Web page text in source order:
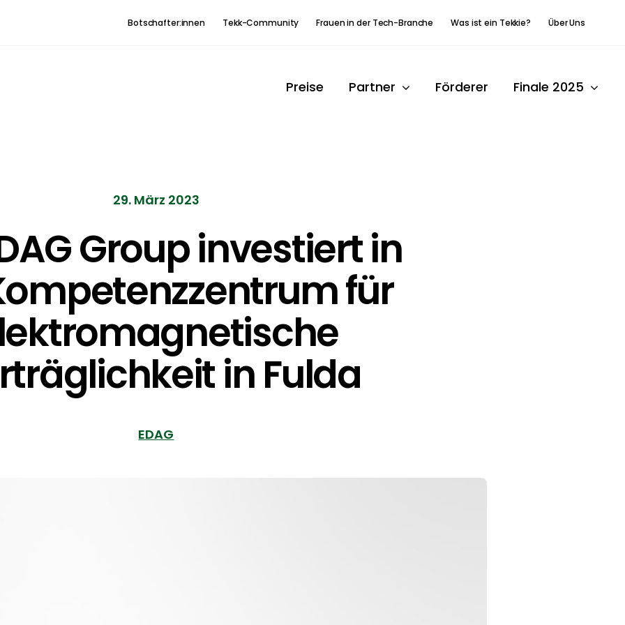
Botschafter:innen Tekk-Community Frauen in der Tech-Branche Was ist ein Tekkie? Über Uns
Preise Partner Förderer Finale 2025
29. März 2023
Group investiert in
für
in Fulda
EDAG